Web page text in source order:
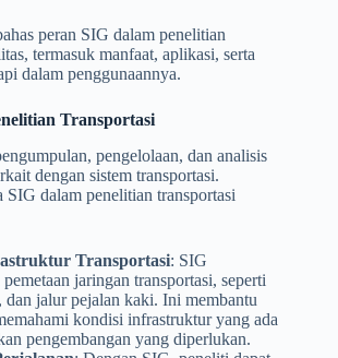
peran SIG dalam penelitian
termasuk manfaat, aplikasi, serta
dalam penggunaannya.
Transportasi
pengelolaan, dan analisis
dengan sistem transportasi.
SIG dalam penelitian transportasi
Transportasi: SIG
jaringan transportasi, seperti
dan jalur pejalan kaki. Ini membantu
kondisi infrastruktur yang ada
pengembangan yang diperlukan.